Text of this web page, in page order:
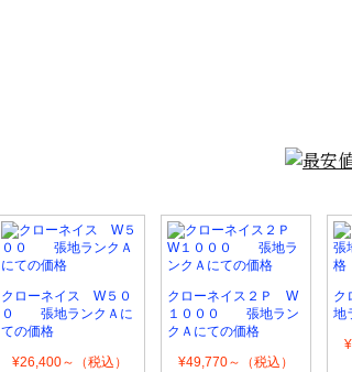
クローネイス W５０
０ 張地ランクＡに
ての価格
¥26,400～（税込）
クローネイス２Ｐ W
１０００ 張地ラン
クＡにての価格
¥49,770～（税込）
地